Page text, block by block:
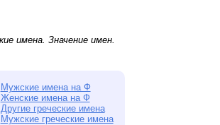
имена. Значение имен.
Мужские имена на Ф
Женские имена на Ф
Другие греческие имена
Мужские греческие имена